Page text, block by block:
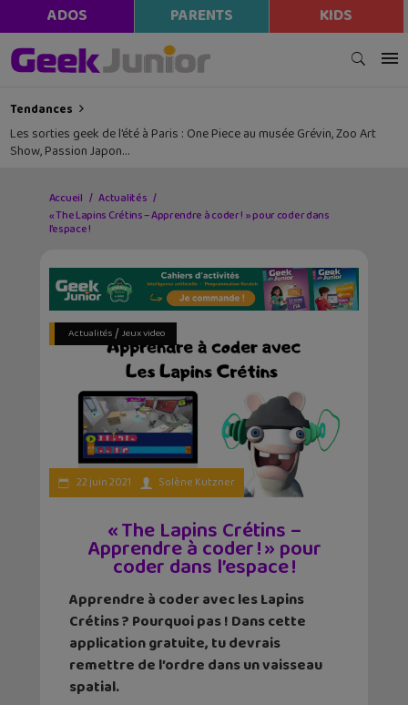
ADOS PARENTS KIDS
Tendances
Les sorties geek de l’été à Paris : One Piece au musée Grévin, Zoo Art
Show, Passion Japon…
Accueil
Actualités
« The Lapins Crétins – Apprendre à coder ! » pour coder dans
l’espace !
Actualités/ Jeux video
22 juin 2021 Solène Kutzner
« The Lapins Crétins –
Apprendre à coder ! » pour
coder dans l’espace !
Apprendre à coder avec les Lapins
Crétins ? Pourquoi pas ! Dans cette
application gratuite, tu devrais
remettre de l’ordre dans un vaisseau
spatial.